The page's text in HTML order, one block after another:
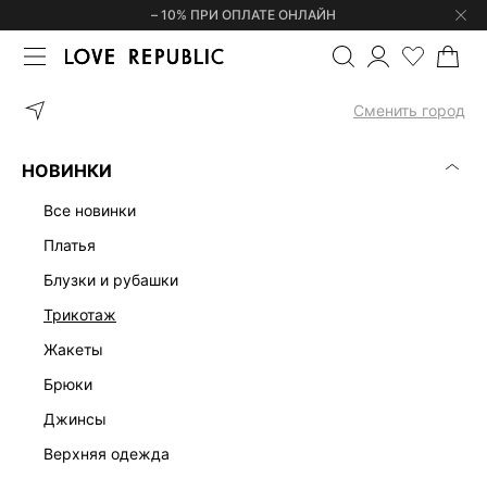
– 10% ПРИ ОПЛАТЕ ОНЛАЙН
Сменить город
НОВИНКИ
все новинки
платья
блузки и рубашки
трикотаж
жакеты
брюки
джинсы
верхняя одежда
ГЛАВНАЯ ПЛАТЬЕ МИНИ С ВОЛАНАМИ